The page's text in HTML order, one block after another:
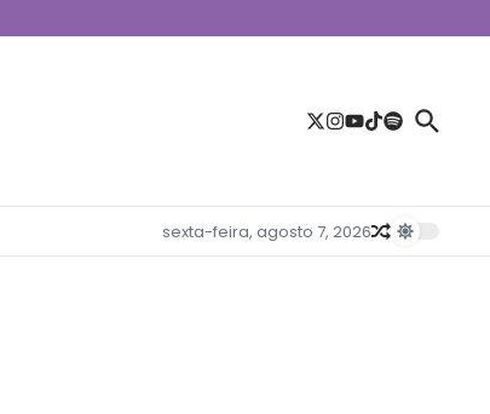
sexta-feira, agosto 7, 2026